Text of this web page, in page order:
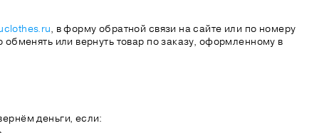
, в форму обратной связи на сайте или по номеру
обменять или вернуть товар по заказу, оформленному в
деньги, если: